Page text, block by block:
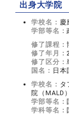
出身大学院
学校名： 慶
学部等名：
修了課程：
修了年月：
修了区分：
国名： 日本
学校名： タ
院（MALD）
学部等名：
学科等名：